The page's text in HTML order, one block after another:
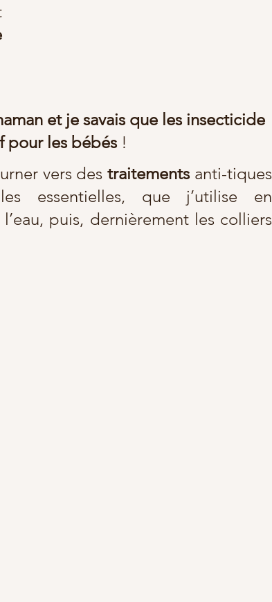
et je savais que les insecticide
pour les bébés !
vers des traitements
essentielles, que j’utilise en
puis, dernièrement les colliers